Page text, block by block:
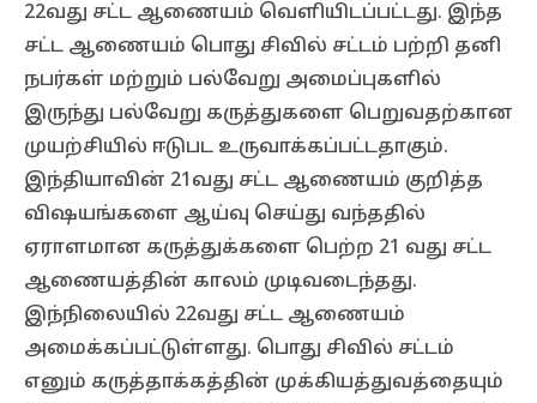
22வது சட்ட ஆணையம் வெளியிடப்பட்டது. இந்த
சட்ட ஆணையம் பொது சிவில் சட்டம் பற்றி தனி
நபர்கள் மற்றும் பல்வேறு அமைப்புகளில்
இருந்து பல்வேறு கருத்துகளை பெறுவதற்கான
முயற்சியில் ஈடுபட உருவாக்கப்பட்டதாகும்.
இந்தியாவின் 21வது சட்ட ஆணையம் குறித்த
விஷயங்களை ஆய்வு செய்து வந்ததில்
ஏராளமான கருத்துக்களை பெற்ற 21 வது சட்ட
ஆணையத்தின் காலம் முடிவடைந்தது.
இந்நிலையில் 22வது சட்ட ஆணையம்
அமைக்கப்பட்டுள்ளது. பொது சிவில் சட்டம்
எனும் கருத்தாக்கத்தின் முக்கியத்துவத்தையும்